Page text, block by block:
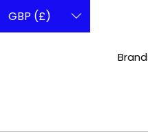
GBP (£)